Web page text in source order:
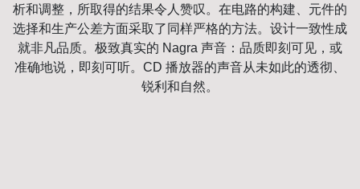
析和调整，所取得的结果令人赞叹。在电路的构建、元件的
选择和生产公差方面采取了同样严格的方法。设计一致性成
就非凡品质。极致真实的 Nagra 声音：品质即刻可见，或
准确地说，即刻可听。CD 播放器的声音从未如此的透彻、
锐利和自然。